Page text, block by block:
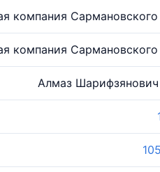
компания
компания
Алмаз